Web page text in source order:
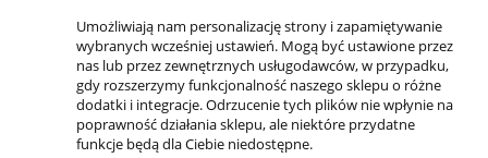
Zwroty i reklamacje
Polityka prywatności
DLA KLIENTA
Umożliwiają nam personalizację strony i zapamiętywanie
wybranych wcześniej ustawień. Mogą być ustawione przez
nas lub przez zewnętrznych usługodawców, w przypadku,
gdy rozszerzymy funkcjonalność naszego sklepu o różne
dodatki i integracje. Odrzucenie tych plików nie wpłynie na
poprawność działania sklepu, ale niektóre przydatne
funkcje będą dla Ciebie niedostępne.